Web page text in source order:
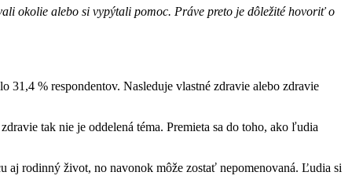
okolie alebo si vypýtali pomoc. Práve preto je dôležité hovoriť o
% respondentov. Nasleduje vlastné zdravie alebo zdravie
tak nie je oddelená téma. Premieta sa do toho, ako ľudia
aj rodinný život, no navonok môže zostať nepomenovaná. Ľudia si